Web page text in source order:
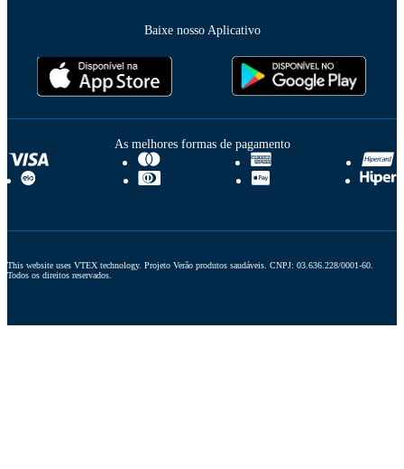
Baixe nosso Aplicativo
As melhores formas de pagamento
This website uses VTEX technology. Projeto Verão produtos saudáveis. CNPJ: 03.636.228/0001-60.
Todos os direitos reservados.